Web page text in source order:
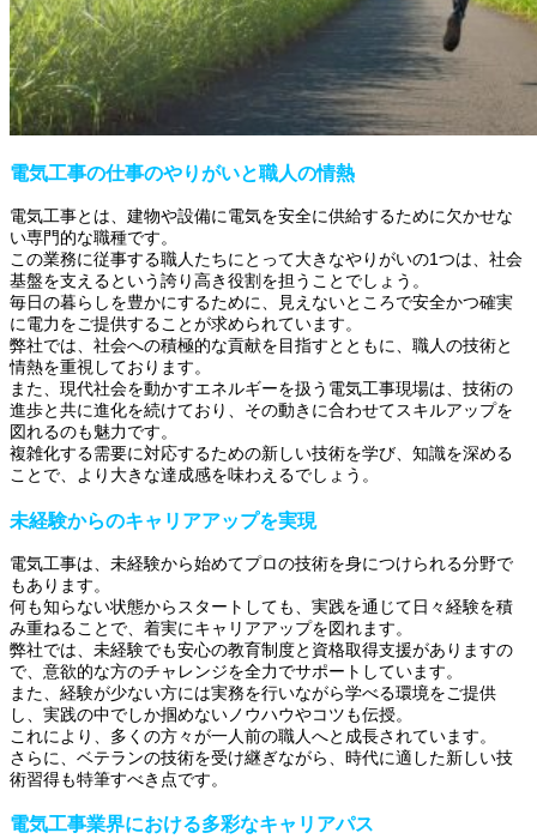
電気工事の仕事のやりがいと職人の情熱
電気工事とは、建物や設備に電気を安全に供給するために欠かせな
い専門的な職種です。
この業務に従事する職人たちにとって大きなやりがいの1つは、社会
基盤を支えるという誇り高き役割を担うことでしょう。
毎日の暮らしを豊かにするために、見えないところで安全かつ確実
に電力をご提供することが求められています。
弊社では、社会への積極的な貢献を目指すとともに、職人の技術と
情熱を重視しております。
また、現代社会を動かすエネルギーを扱う電気工事現場は、技術の
進歩と共に進化を続けており、その動きに合わせてスキルアップを
図れるのも魅力です。
複雑化する需要に対応するための新しい技術を学び、知識を深める
ことで、より大きな達成感を味わえるでしょう。
未経験からのキャリアアップを実現
電気工事は、未経験から始めてプロの技術を身につけられる分野で
もあります。
何も知らない状態からスタートしても、実践を通じて日々経験を積
み重ねることで、着実にキャリアアップを図れます。
弊社では、未経験でも安心の教育制度と資格取得支援がありますの
で、意欲的な方のチャレンジを全力でサポートしています。
また、経験が少ない方には実務を行いながら学べる環境をご提供
し、実践の中でしか掴めないノウハウやコツも伝授。
これにより、多くの方々が一人前の職人へと成長されています。
さらに、ベテランの技術を受け継ぎながら、時代に適した新しい技
術習得も特筆すべき点です。
電気工事業界における多彩なキャリアパス